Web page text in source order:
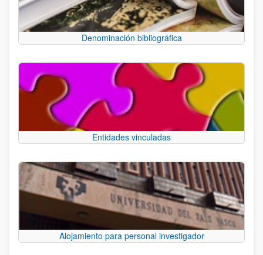
Denominación bibliográfica
Entidades vinculadas
Alojamiento para personal investigador